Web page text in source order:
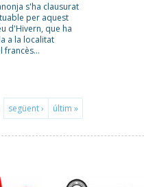
s'ha clausurat
per aquest
d'Hivern, que ha
a la localitat
francès...
següent › últim »